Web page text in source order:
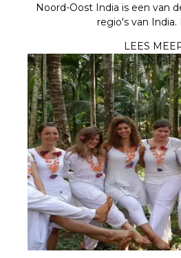
Noord-Oost India is een van
regio's van India.
LEES